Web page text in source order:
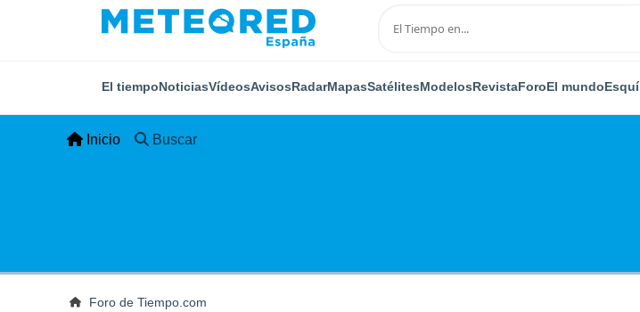
El tiempoNoticiasVídeosAvisosRadarMapasSatélitesModelosRevistaForoEl mundoEsquí
Inicio Buscar
Foro de Tiempo.com